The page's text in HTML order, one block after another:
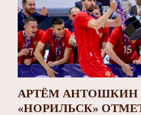
АРТЁМ АНТОШКИН
«НОРИЛЬСК»